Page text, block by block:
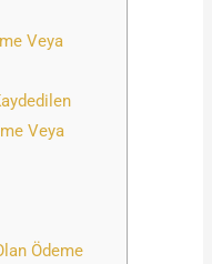
Veya
Veya
Ödeme